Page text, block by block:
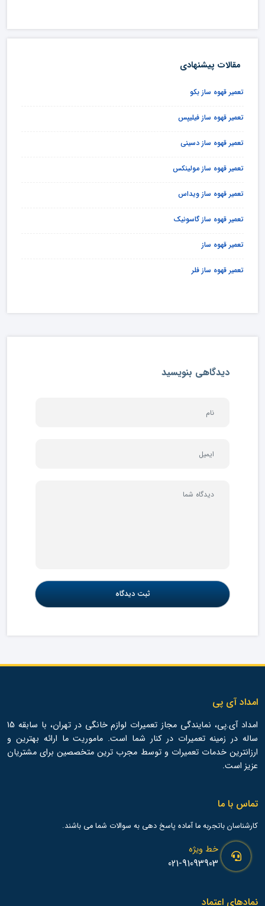
مقالات پیشنهادی
تعمیر قهوه ساز بکو
تعمیر قهوه ساز فیلیپس
تعمیر قهوه ساز دسینی
تعمیر قهوه ساز مولینکس
تعمیر قهوه ساز ویداس
تعمیر قهوه ساز گاسونیک
تعمیر قهوه ساز
تعمیر قهوه ساز فلر
دیدگاهی بنویسید
امداد آی پی
امداد آی.پی، نمایندگی مجاز تعمیرات لوازم خانگی در تهران، با سابقه 15
ساله در زمینه تعمیرات در کنار شما است. ماموریت ما ارائه بهترین و
ارزانترین خدمات تعمیرات و توسط مجرب ترین متخصصین برای مشتریان
عزیز است.
تماس با ما
کارشناسان باتجربه ما آماده پاسخ دهی به سوالات شما می باشند.
خط ویژه
021-91093903
نمادهای اعتماد